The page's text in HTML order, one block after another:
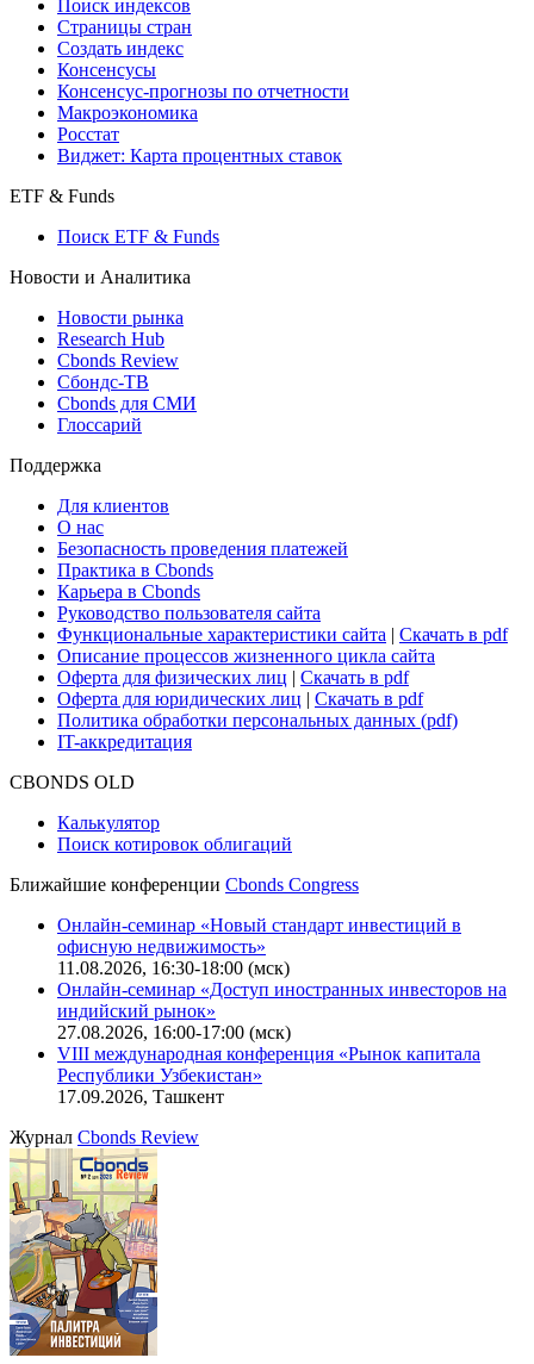
Поиск индексов
Страницы стран
Создать индекс
Консенсусы
Консенсус-прогнозы по отчетности
Макроэкономика
Росстат
Виджет: Карта процентных ставок
ETF & Funds
Поиск ETF & Funds
Новости и Аналитика
Новости рынка
Research Hub
Cbonds Review
Сбондс-ТВ
Cbonds для СМИ
Глоссарий
Поддержка
Для клиентов
О нас
Безопасность проведения платежей
Практика в Cbonds
Карьера в Cbonds
Руководство пользователя сайта
Функциональные характеристики сайта | Скачать в pdf
Описание процессов жизненного цикла сайта
Оферта для физических лиц | Скачать в pdf
Оферта для юридических лиц | Скачать в pdf
Политика обработки персональных данных (pdf)
IT-аккредитация
CBONDS OLD
Калькулятор
Поиск котировок облигаций
Ближайшие конференции Cbonds Congress
Онлайн-семинар «Новый стандарт инвестиций в
офисную недвижимость»
11.08.2026, 16:30-18:00 (мск)
Онлайн-семинар «Доступ иностранных инвесторов на
индийский рынок»
27.08.2026, 16:00-17:00 (мск)
VIII международная конференция «Рынок капитала
Республики Узбекистан»
17.09.2026, Ташкент
Журнал Cbonds Review